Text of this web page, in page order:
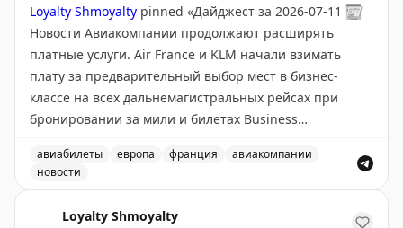
бонусы своих кредитных карт: доступ в лаунжи
American Express Platinum дает спасение от жары и
толп на мероприятиях. Портативный вентилятор на
батарейках и охлаждающая маска для мигреней —
неожиданные, но эффективные помощники. Перед
бронированием отеля обязательно проверьте
невыносима, можно улететь в Австралию, где сейчас
зима.
Loyalty Shmoyalty pinned «Дайджест за 2026-07-11 📰
Новости Авиакомпании продолжают расширять
платные услуги. Air France и KLM начали взимать
плату за предварительный выбор мест в бизнес-
классе на всех дальнемагистральных рейсах при
бронировании за мили и билетах Business
авиабилеты европа франция
авиакомпании
новости
Loyalty Shmoyalty